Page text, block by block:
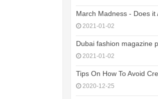
March Madness - Does it
2021-01-02
Dubai fashion magazine
2021-01-02
Tips On How To Avoid
2020-12-25